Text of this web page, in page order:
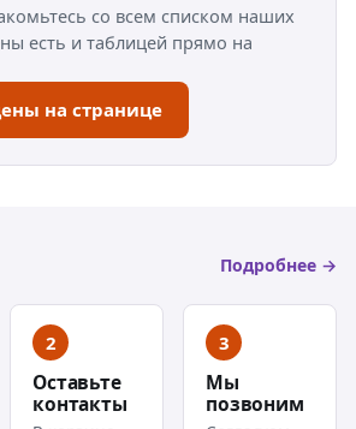
со всем списком наших
есть и таблицей прямо на
на странице
Подробнее →
2
Оставьте
контакты
3
Мы
позвоним